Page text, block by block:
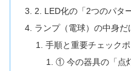
2. LED化の「2つのパタ
ランプ（電球）の中身だ
手順と重要チェックポ
① 今の器具の「点